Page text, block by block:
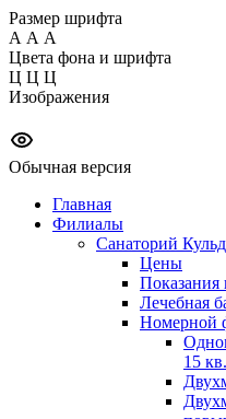
Размер шрифта
А А А
Цвета фона и шрифта
Ц Ц Ц
Изображения
Обычная версия
Главная
Филиалы
Санаторий
Цены
Показания
Лечебная
Номерной
15